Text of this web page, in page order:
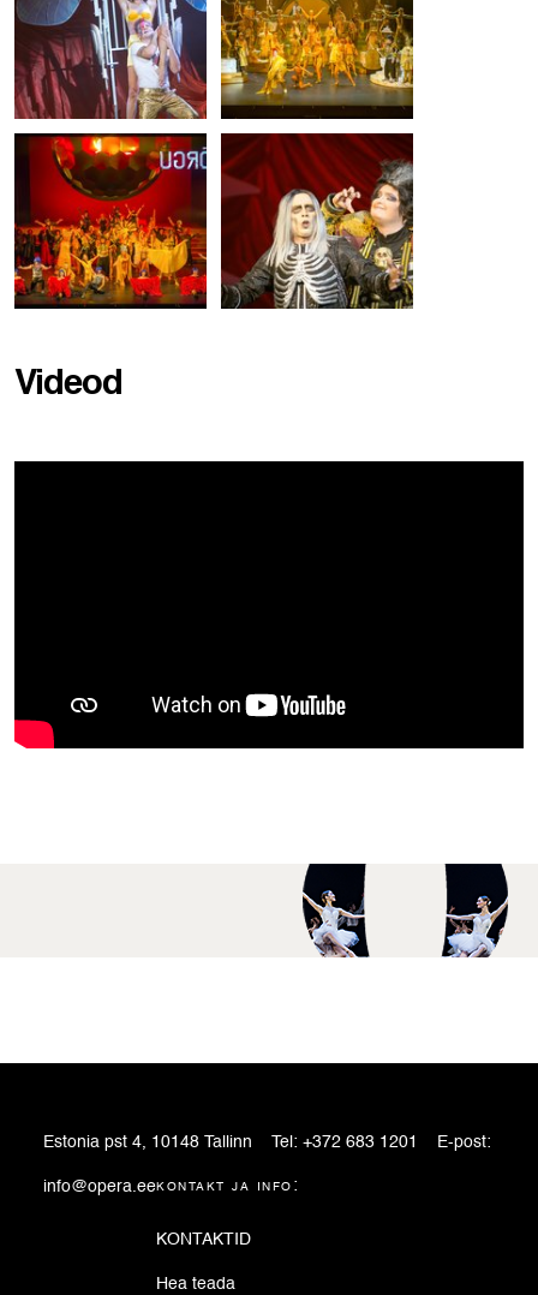
Videod
Estonia pst 4, 10148 Tallinn Tel: +372 683 1201 E-post:
info@opera.eekontakt ja info:
KONTAKTID
Hea teada